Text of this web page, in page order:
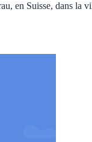
en Suisse, dans la